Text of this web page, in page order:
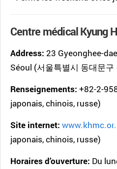
Centre médical Kyung
Address: 23 Gyeonghee-
Séoul (서울특별시 동대문구
Renseignements: +82-2-
japonais, chinois, russe)
Site internet:
japonais, chinois, russe)
Horaires d’ouverture: Du